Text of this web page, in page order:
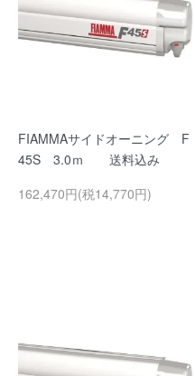
FIAMMAサイドオーニング F
45S 3.0ｍ 送料込み
162,470円(税14,770円)